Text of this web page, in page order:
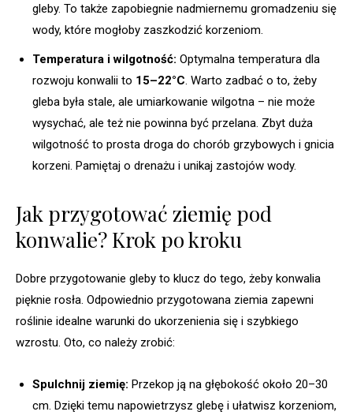
gleby. To także zapobiegnie nadmiernemu gromadzeniu się
wody, które mogłoby zaszkodzić korzeniom.
Temperatura i wilgotność: Optymalna temperatura dla
rozwoju konwalii to 15–22°C. Warto zadbać o to, żeby
gleba była stale, ale umiarkowanie wilgotna – nie może
wysychać, ale też nie powinna być przelana. Zbyt duża
wilgotność to prosta droga do chorób grzybowych i gnicia
korzeni. Pamiętaj o drenażu i unikaj zastojów wody.
Jak przygotować ziemię pod
konwalie? Krok po kroku
Dobre przygotowanie gleby to klucz do tego, żeby konwalia
pięknie rosła. Odpowiednio przygotowana ziemia zapewni
roślinie idealne warunki do ukorzenienia się i szybkiego
wzrostu. Oto, co należy zrobić:
Spulchnij ziemię: Przekop ją na głębokość około 20–30
cm. Dzięki temu napowietrzysz glebę i ułatwisz korzeniom,